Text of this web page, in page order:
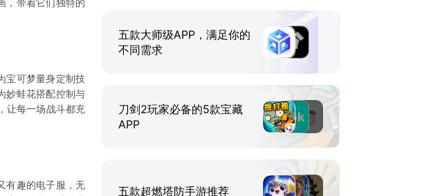
宝可梦量身定制技
妙蛙花搭配控制与
让每一场战斗都充
有趣的电子服，无
五款大师级APP，满足你的
不同需求
刀剑2玩家必备的5款宝藏
APP
五款超燃塔防手游推荐